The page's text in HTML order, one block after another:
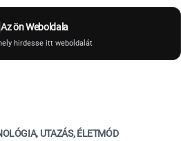
Az ön Weboldala
hirdesse itt weboldalát
UTAZÁS, ÉLETMÓD